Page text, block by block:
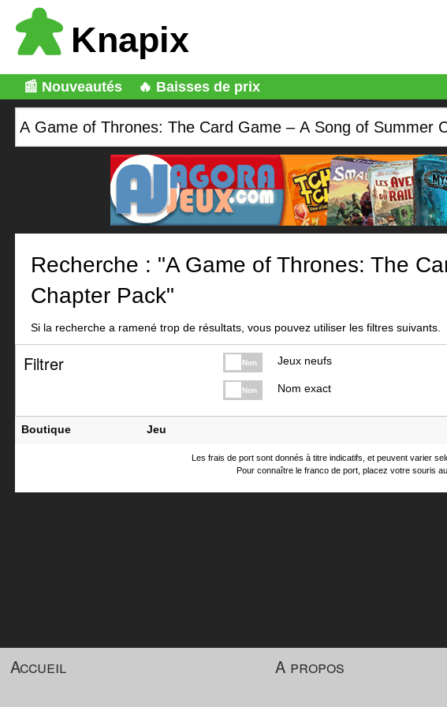
Knapix
📰 Nouveautés 🔥 Baisses de prix
Recherche : "A Game of Thrones: The
Chapter Pack"
Si la recherche a ramené trop de résultats, vous pouvez utiliser les filtres suivants.
Filtrer Non Jeux neufs
Non Nom exact
Boutique Jeu
Les frais de port sont donnés à titre indicatifs, et peuvent varier
Pour connaître le franco de port, placez votre souris
Accueil A propos